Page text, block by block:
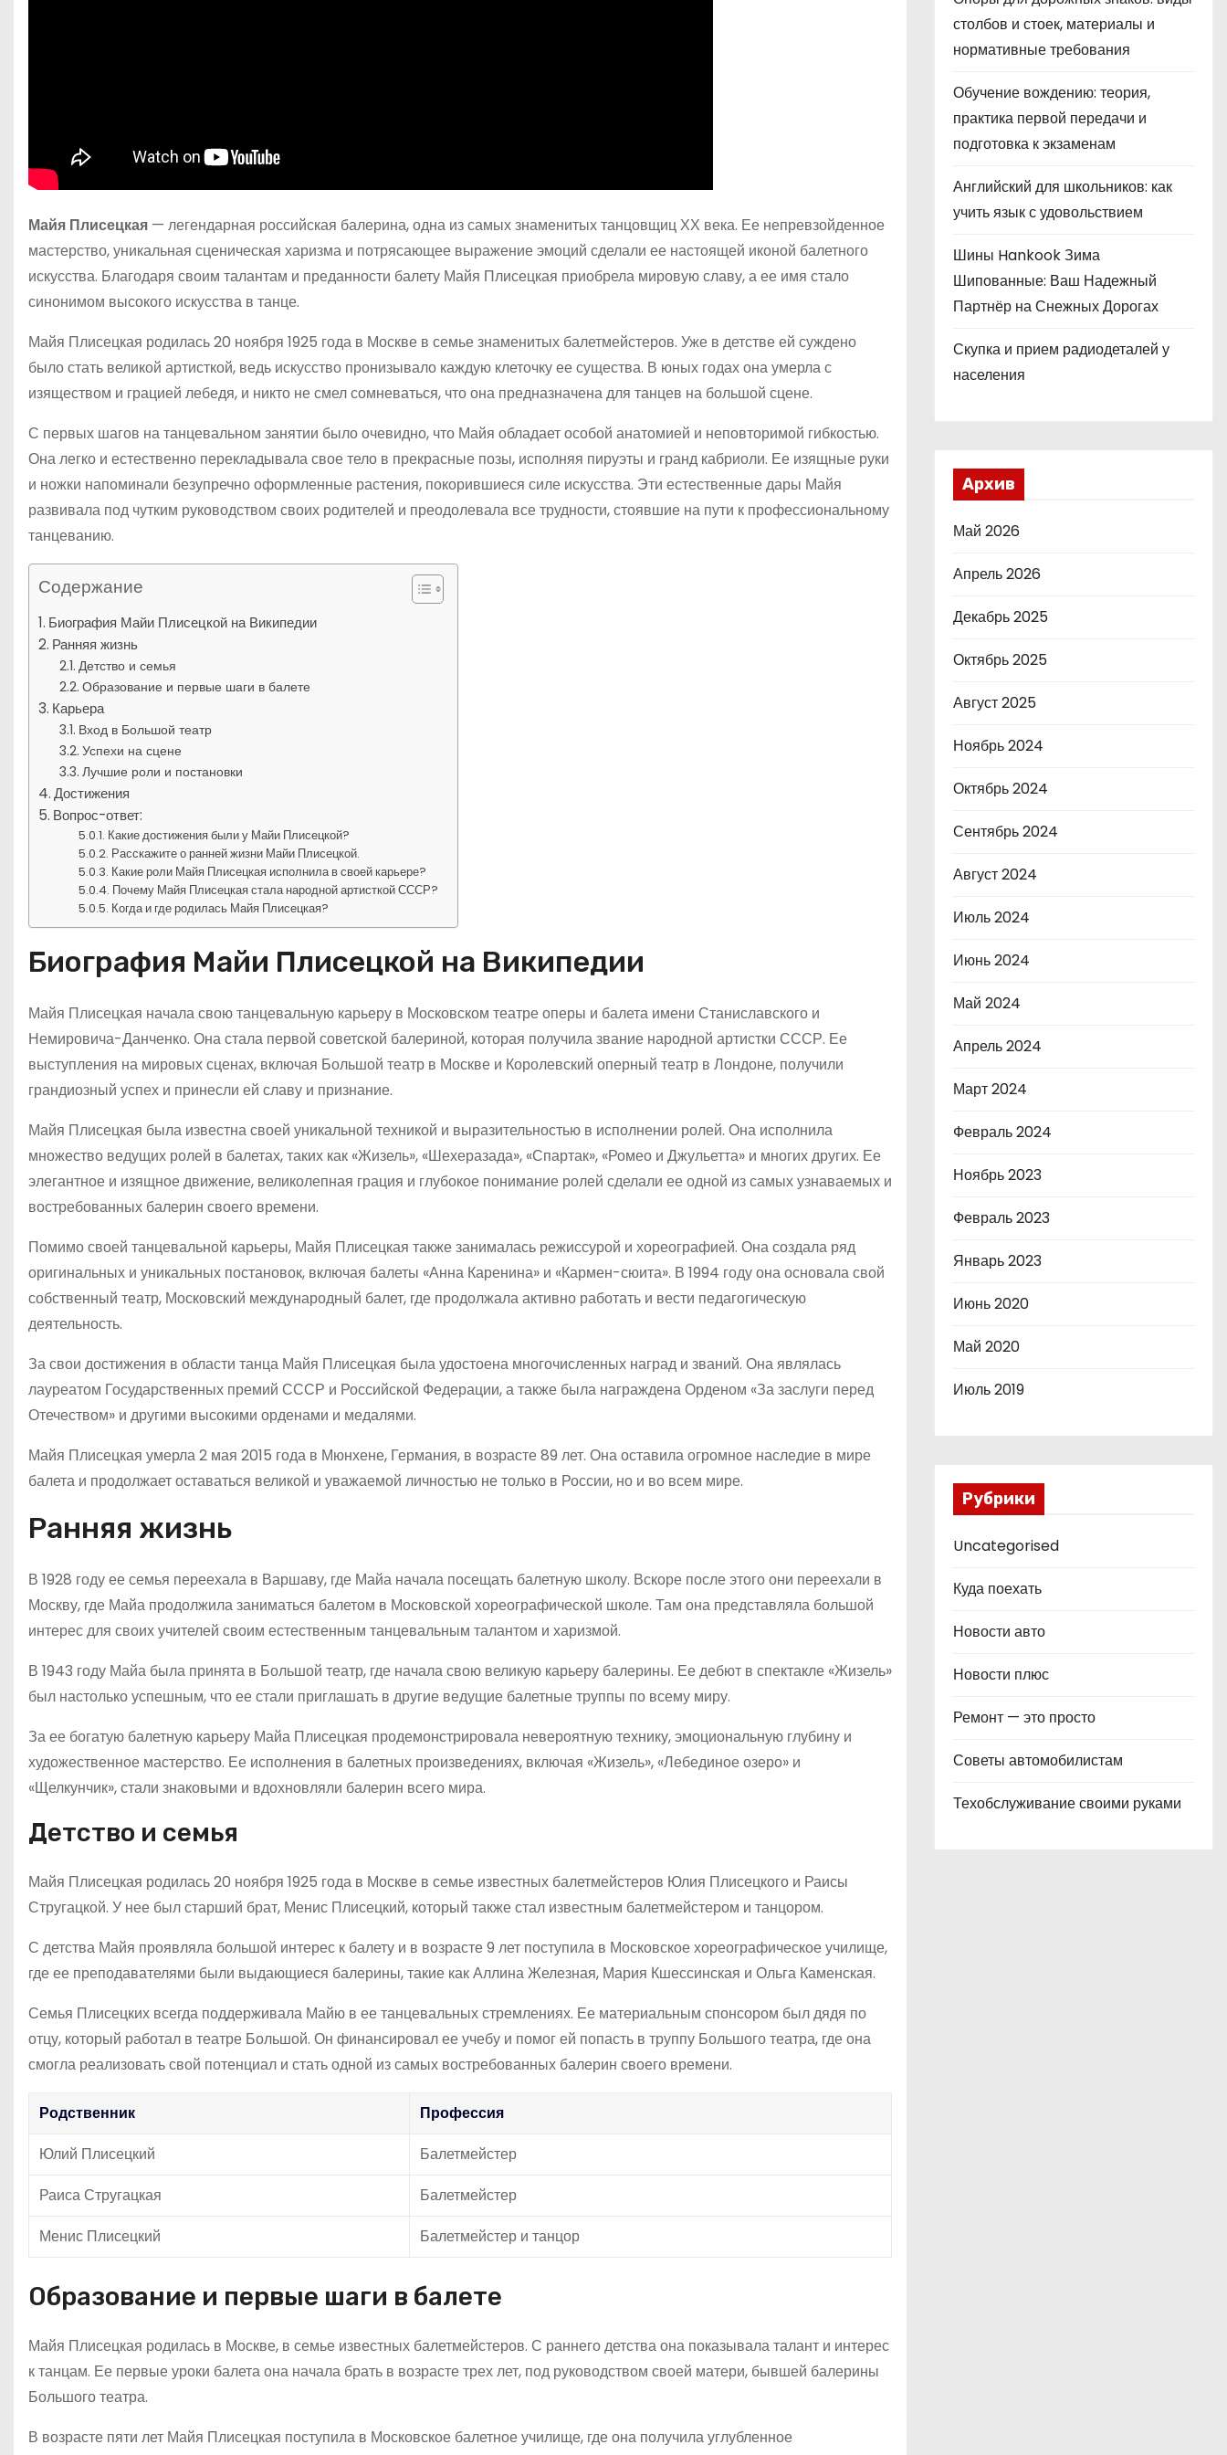
Майя Плисецкая — легендарная российская балерина, одна из самых знаменитых танцовщиц ХХ века. Ее непревзойденное
мастерство, уникальная сценическая харизма и потрясающее выражение эмоций сделали ее настоящей иконой балетного
искусства. Благодаря своим талантам и преданности балету Майя Плисецкая приобрела мировую славу, а ее имя стало
синонимом высокого искусства в танце.
Майя Плисецкая родилась 20 ноября 1925 года в Москве в семье знаменитых балетмейстеров. Уже в детстве ей суждено
было стать великой артисткой, ведь искусство пронизывало каждую клеточку ее существа. В юных годах она умерла с
изяществом и грацией лебедя, и никто не смел сомневаться, что она предназначена для танцев на большой сцене.
С первых шагов на танцевальном занятии было очевидно, что Майя обладает особой анатомией и неповторимой гибкостью.
Она легко и естественно перекладывала свое тело в прекрасные позы, исполняя пируэты и гранд кабриоли. Ее изящные руки
и ножки напоминали безупречно оформленные растения, покорившиеся силе искусства. Эти естественные дары Майя
развивала под чутким руководством своих родителей и преодолевала все трудности, стоявшие на пути к профессиональному
танцеванию.
Содержание
Биография Майи Плисецкой на Википедии
Ранняя жизнь
Детство и семья
Образование и первые шаги в балете
Карьера
Вход в Большой театр
Успехи на сцене
Лучшие роли и постановки
Достижения
Вопрос-ответ:
Какие достижения были у Майи Плисецкой?
Расскажите о ранней жизни Майи Плисецкой.
Какие роли Майя Плисецкая исполнила в своей карьере?
Почему Майя Плисецкая стала народной артисткой СССР?
Когда и где родилась Майя Плисецкая?
Биография Майи Плисецкой на Википедии
Майя Плисецкая начала свою танцевальную карьеру в Московском театре оперы и балета имени Станиславского и
Немировича-Данченко. Она стала первой советской балериной, которая получила звание народной артистки СССР. Ее
выступления на мировых сценах, включая Большой театр в Москве и Королевский оперный театр в Лондоне, получили
грандиозный успех и принесли ей славу и признание.
Майя Плисецкая была известна своей уникальной техникой и выразительностью в исполнении ролей. Она исполнила
множество ведущих ролей в балетах, таких как «Жизель», «Шехеразада», «Спартак», «Ромео и Джульетта» и многих других. Ее
элегантное и изящное движение, великолепная грация и глубокое понимание ролей сделали ее одной из самых узнаваемых и
востребованных балерин своего времени.
Помимо своей танцевальной карьеры, Майя Плисецкая также занималась режиссурой и хореографией. Она создала ряд
оригинальных и уникальных постановок, включая балеты «Анна Каренина» и «Кармен-сюита». В 1994 году она основала свой
собственный театр, Московский международный балет, где продолжала активно работать и вести педагогическую
деятельность.
За свои достижения в области танца Майя Плисецкая была удостоена многочисленных наград и званий. Она являлась
лауреатом Государственных премий СССР и Российской Федерации, а также была награждена Орденом «За заслуги перед
Отечеством» и другими высокими орденами и медалями.
Майя Плисецкая умерла 2 мая 2015 года в Мюнхене, Германия, в возрасте 89 лет. Она оставила огромное наследие в мире
балета и продолжает оставаться великой и уважаемой личностью не только в России, но и во всем мире.
Ранняя жизнь
В 1928 году ее семья переехала в Варшаву, где Майа начала посещать балетную школу. Вскоре после этого они переехали в
Москву, где Майа продолжила заниматься балетом в Московской хореографической школе. Там она представляла большой
интерес для своих учителей своим естественным танцевальным талантом и харизмой.
В 1943 году Майа была принята в Большой театр, где начала свою великую карьеру балерины. Ее дебют в спектакле «Жизель»
был настолько успешным, что ее стали приглашать в другие ведущие балетные труппы по всему миру.
За ее богатую балетную карьеру Майа Плисецкая продемонстрировала невероятную технику, эмоциональную глубину и
художественное мастерство. Ее исполнения в балетных произведениях, включая «Жизель», «Лебединое озеро» и
«Щелкунчик», стали знаковыми и вдохновляли балерин всего мира.
Детство и семья
Майя Плисецкая родилась 20 ноября 1925 года в Москве в семье известных балетмейстеров Юлия Плисецкого и Раисы
Стругацкой. У нее был старший брат, Менис Плисецкий, который также стал известным балетмейстером и танцором.
С детства Майя проявляла большой интерес к балету и в возрасте 9 лет поступила в Московское хореографическое училище,
где ее преподавателями были выдающиеся балерины, такие как Аллина Железная, Мария Кшессинская и Ольга Каменская.
Семья Плисецких всегда поддерживала Майю в ее танцевальных стремлениях. Ее материальным спонсором был дядя по
отцу, который работал в театре Большой. Он финансировал ее учебу и помог ей попасть в труппу Большого театра, где она
смогла реализовать свой потенциал и стать одной из самых востребованных балерин своего времени.
Родственник
Профессия
Юлий Плисецкий
Балетмейстер
Раиса Стругацкая
Балетмейстер
Менис Плисецкий
Балетмейстер и танцор
Образование и первые шаги в балете
Майя Плисецкая родилась в Москве, в семье известных балетмейстеров. С раннего детства она показывала талант и интерес
к танцам. Ее первые уроки балета она начала брать в возрасте трех лет, под руководством своей матери, бывшей балерины
Большого театра.
В возрасте пяти лет Майя Плисецкая поступила в Московское балетное училище, где она получила углубленное
столбов и стоек, материалы и
нормативные требования
Обучение вождению: теория,
практика первой передачи и
подготовка к экзаменам
Английский для школьников: как
учить язык с удовольствием
Шины Hankook Зима
Шипованные: Ваш Надежный
Партнёр на Снежных Дорогах
Скупка и прием радиодеталей у
населения
Архив
Май 2026
Апрель 2026
Декабрь 2025
Октябрь 2025
Август 2025
Ноябрь 2024
Октябрь 2024
Сентябрь 2024
Август 2024
Июль 2024
Июнь 2024
Май 2024
Апрель 2024
Март 2024
Февраль 2024
Ноябрь 2023
Февраль 2023
Январь 2023
Июнь 2020
Май 2020
Июль 2019
Рубрики
Uncategorised
Куда поехать
Новости авто
Новости плюс
Ремонт — это просто
Советы автомобилистам
Техобслуживание своими руками